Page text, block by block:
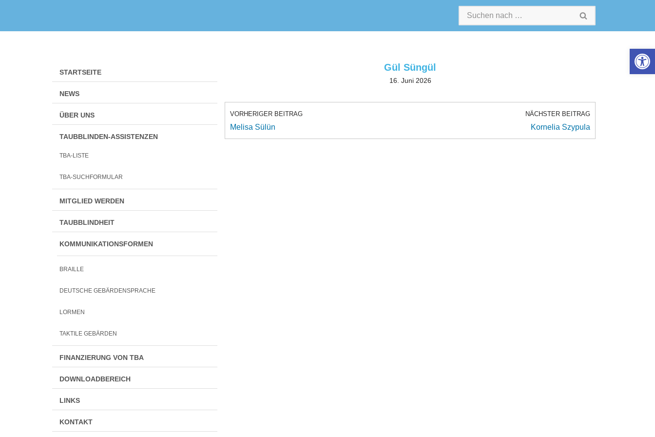
STARTSEITE
NEWS
ÜBER UNS
TAUBBLINDEN-ASSISTENZEN
TBA-LISTE
TBA-SUCHFORMULAR
MITGLIED WERDEN
TAUBBLINDHEIT
KOMMUNIKATIONSFORMEN
BRAILLE
DEUTSCHE GEBÄRDENSPRACHE
LORMEN
TAKTILE GEBÄRDEN
FINANZIERUNG VON TBA
DOWNLOADBEREICH
LINKS
KONTAKT
Gül Süngül
16. Juni 2026
VORHERIGER BEITRAG
Melisa Sülün
NÄCHSTER BEITRAG
Kornelia Szypula